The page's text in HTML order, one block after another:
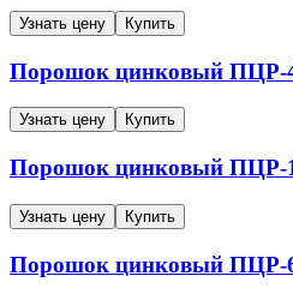
Узнать цену Купить
Порошок цинковый ПЦР-
Узнать цену Купить
Порошок цинковый ПЦР-
Узнать цену Купить
Порошок цинковый ПЦР-